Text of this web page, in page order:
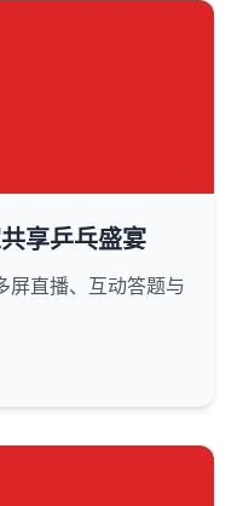
享乒乓盛宴
屏直播、互动答题与